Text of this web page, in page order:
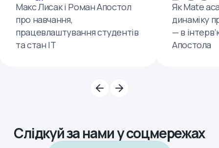
Макс Лисак і Роман Апостол
про навчання,
працевлаштування студентів
та стан ІТ
Як Mate
динаміку
— в
Апостола
Слідкуй за нами у соцмережах